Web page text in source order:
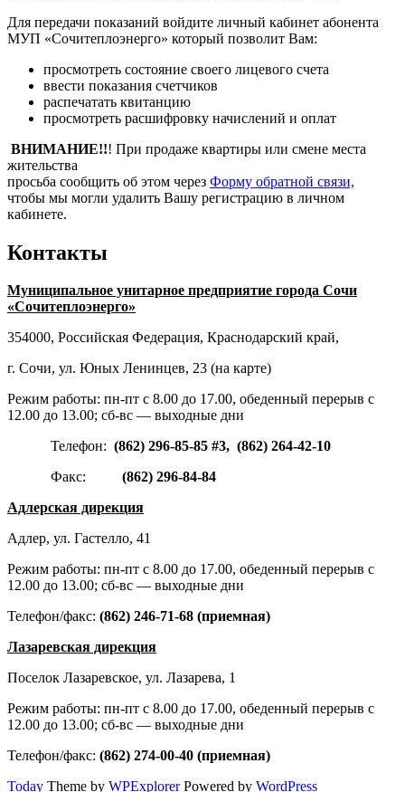
Для передачи показаний войдите личный кабинет абонента
МУП «Сочитеплоэнерго» который позволит Вам:
просмотреть состояние своего лицевого счета
ввести показания счетчиков
распечатать квитанцию
просмотреть расшифровку начислений и оплат
ВНИМАНИЕ!!! При продаже квартиры или смене места
жительства
просьба сообщить об этом через Форму обратной связи,
чтобы мы могли удалить Вашу регистрацию в личном
кабинете.
Контакты
Муниципальное унитарное предприятие города Сочи
«Сочитеплоэнерго»
354000, Российская Федерация, Краснодарский край,
г. Сочи, ул. Юных Ленинцев, 23 (на карте)
Режим работы: пн-пт с 8.00 до 17.00, обеденный перерыв с
12.00 до 13.00; сб-вс — выходные дни
Телефон: (862) 296-85-85 #3, (862) 264-42-10
Факс: (862) 296-84-84
Адлерская дирекция
Адлер, ул. Гастелло, 41
Режим работы: пн-пт с 8.00 до 17.00, обеденный перерыв с
12.00 до 13.00; сб-вс — выходные дни
Телефон/факс: (862) 246-71-68 (приемная)
Лазаревская дирекция
Поселок Лазаревское, ул. Лазарева, 1
Режим работы: пн-пт с 8.00 до 17.00, обеденный перерыв с
12.00 до 13.00; сб-вс — выходные дни
Телефон/факс: (862) 274-00-40 (приемная)
Today Theme by WPExplorerPowered by WordPress